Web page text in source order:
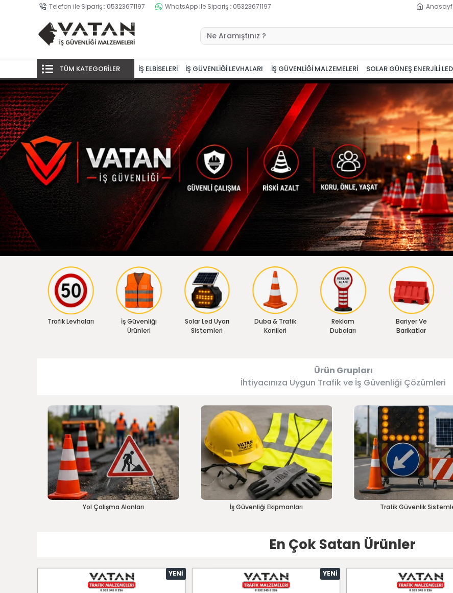
Telefon ile Sipariş : 05323671197 WhatsApp ile Sipariş : 05323671197
TÜM KATEGORİLER İŞ ELBİSELERİ İŞ GÜVENLİĞİ LEVHALARI İŞ GÜVENLİĞİ MALZEMELERİ SOLAR GÜNEŞ ENERJİLİ
Trafik Levhaları
İş Güvenliği
Ürünleri
Solar Led Uyarı
Sistemleri
Duba & Trafik
Konileri
Reklam
Dubaları
Bariyer Ve
Barikatlar
Ürün Grupları
İhtiyacınıza Uygun Trafik ve İş Güvenliği Çözümleri
Yol Çalışma Alanları İş Güvenliği Ekipmanları Trafik Güvenlik
En Çok Satan Ürünler
YENI YENI